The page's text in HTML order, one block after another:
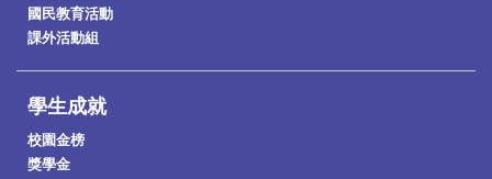
國民教育活動
課外活動組
學生成就
校園金榜
獎學金